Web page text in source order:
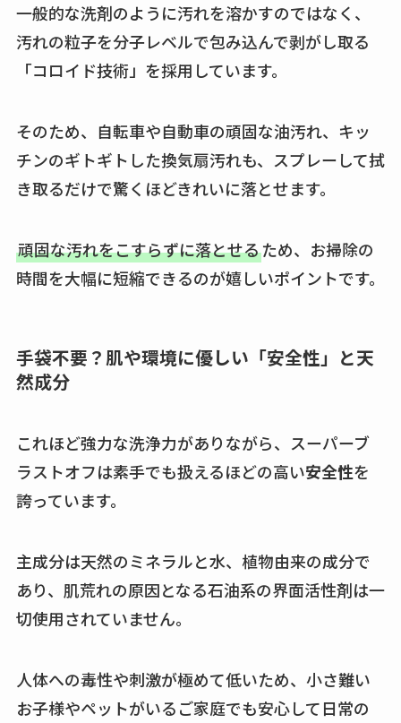
一般的な洗剤のように汚れを溶かすのではなく、
汚れの粒子を分子レベルで包み込んで剥がし取る
「コロイド技術」を採用しています。
そのため、自転車や自動車の頑固な油汚れ、キッ
チンのギトギトした換気扇汚れも、スプレーして拭
き取るだけで驚くほどきれいに落とせます。
頑固な汚れをこすらずに落とせるため、お掃除の
時間を大幅に短縮できるのが嬉しいポイントです。
手袋不要？肌や環境に優しい「安全性」と天
然成分
これほど強力な洗浄力がありながら、スーパーブ
ラストオフは素手でも扱えるほどの高い安全性を
誇っています。
主成分は天然のミネラルと水、植物由来の成分で
あり、肌荒れの原因となる石油系の界面活性剤は一
切使用されていません。
人体への毒性や刺激が極めて低いため、小さ難い
お子様やペットがいるご家庭でも安心して日常の